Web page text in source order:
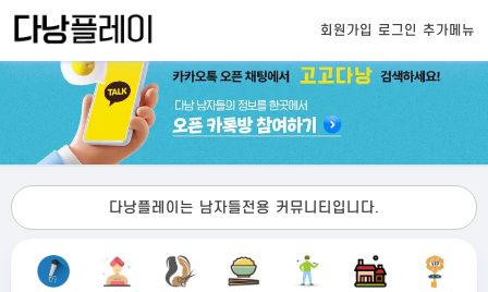
회원가입 로그인 추가메뉴
다낭플레이는 남자들전용 커뮤니티입니다.